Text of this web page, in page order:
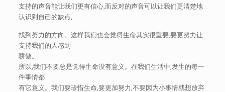
支持的声音能让我们更有信心,而反对的声音可以让我们更清楚地
认识到自己的缺点,
找到努力的方向。这样我们也会觉得生命其实很重要,要更努力让
支持我们的人感到
骄傲。
所以,我们不要总是觉得生命没有意义。在我们生活中,发生的每一
件事情都
有它意义。我们要珍惜生命,要更加努力,不要因为小事情就想放弃